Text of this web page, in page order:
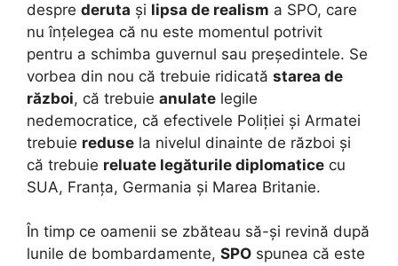
despre deruta și lipsa de realism a SPO, care
nu înțelegea că nu este momentul potrivit
pentru a schimba guvernul sau președintele. Se
vorbea din nou că trebuie ridicată starea de
război, că trebuie anulate legile
nedemocratice, că efectivele Poliției și Armatei
trebuie reduse la nivelul dinainte de război și
că trebuie reluate legăturile diplomatice cu
SUA, Franța, Germania și Marea Britanie.
În timp ce oamenii se zbăteau să-și revină după
lunile de bombardamente, SPO spunea că este